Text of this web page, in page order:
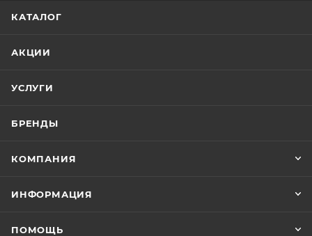
КАТАЛОГ
АКЦИИ
УСЛУГИ
БРЕНДЫ
КОМПАНИЯ
ИНФОРМАЦИЯ
ПОМОЩЬ